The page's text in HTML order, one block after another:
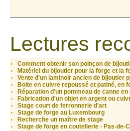
Lectures
Comment obtenir son poinçon de
Matériel du bijoutier pour la forge et la
Vente d'un laminoir ancien de bijoutier
Boite en cuivre repoussé et patiné, en
Réparation d'un pommeau de canne
Fabrication d'un objet en argent ou
Stage court de ferronnerie d'art
Stage de forge au Luxembourg
Recherche un maître de stage
Stage de forge en coutellerie - Pas-de-